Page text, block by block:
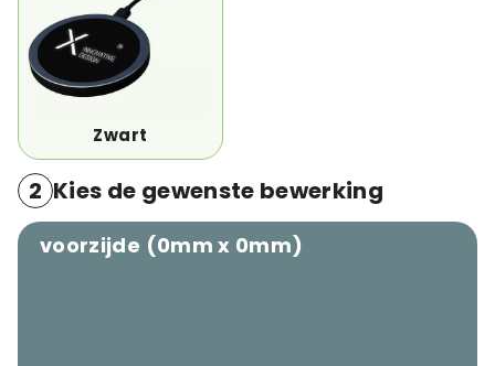
Zwart
2 Kies de gewenste bewerking
voorzijde (0mm x 0mm)